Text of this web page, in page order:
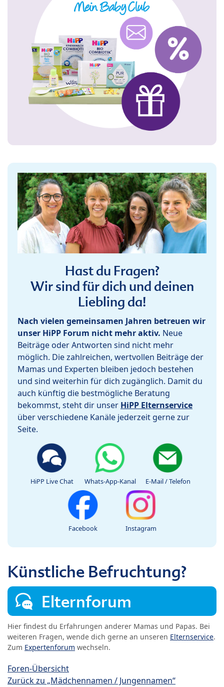
Hast du Fragen?
Wir sind für dich und deinen
Liebling da!
Nach vielen gemeinsamen Jahren betreuen wir
unser HiPP Forum nicht mehr aktiv. Neue
Beiträge oder Antworten sind nicht mehr
möglich. Die zahlreichen, wertvollen Beiträge der
Mamas und Experten bleiben jedoch bestehen
und sind weiterhin für dich zugänglich. Damit du
auch künftig die bestmögliche Beratung
bekommst, steht dir unser HiPP Elternservice
über verschiedene Kanäle jederzeit gerne zur
Seite.
HiPP Live Chat Whats-App-Kanal E-Mail / Telefon
Facebook Instagram
Künstliche Befruchtung?
Elternforum
Hier findest du Erfahrungen anderer Mamas und Papas. Bei
weiteren Fragen, wende dich gerne an unseren Elternservice.
Zum Expertenforum wechseln.
Foren-Übersicht
Zurück zu „Mädchennamen / Jungennamen“